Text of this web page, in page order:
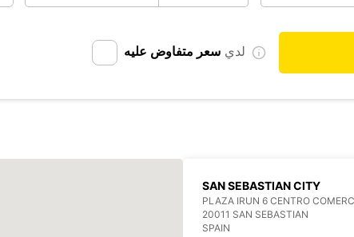
لدي سعر متفاوض عليه
SAN SEBASTIAN CITY
PLAZA IRUN 6 CENTRO
20011 SAN SEBASTIAN
SPAIN